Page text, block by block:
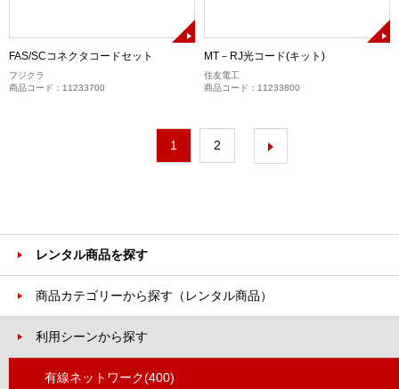
FAS/SCコネクタコードセット
フジクラ
商品コード：11233700
MT－RJ光コード(キット)
住友電工
商品コード：11233800
1 2
レンタル商品を探す
商品カテゴリーから探す（レンタル商品）
利用シーンから探す
有線ネットワーク(400)